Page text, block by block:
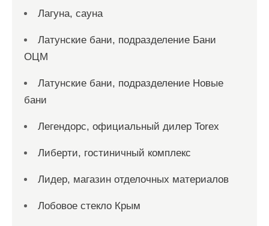
Лагуна, сауна
Латунские бани, подразделение Бани
ОЦМ
Латунские бани, подразделение Новые
бани
Легендорс, официальный дилер Torex
Либерти, гостиничный комплекс
Лидер, магазин отделочных материалов
Лобовое стекло Крым